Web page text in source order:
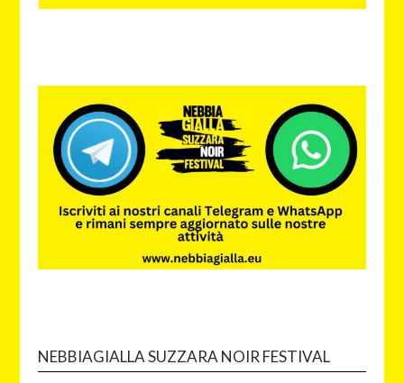
NEBBIAGIALLA SUZZARA NOIR FESTIVAL